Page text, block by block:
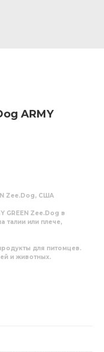
ARMY
Zee.Dog, США
GREEN Zee.Dog в
талии или плече,
для питомцев.
и животных.